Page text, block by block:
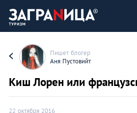
Пишет блогер
Аня Пустовийт
Киш Лорен или
22 октября 2016